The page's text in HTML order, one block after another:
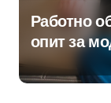
Работно
опит за